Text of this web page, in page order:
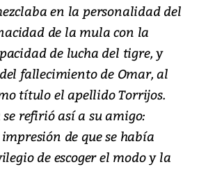
en la personalidad del
de la mula con la
de lucha del tigre, y
fallecimiento de Omar, al
título el apellido Torrijos.
refirió así a su amigo:
de que se había
de escoger el modo y la